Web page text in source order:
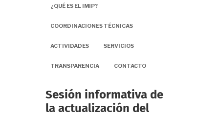
¿QUÉ ES EL IMIP?
COORDINACIONES TÉCNICAS
ACTIVIDADES SERVICIOS
TRANSPARENCIA CONTACTO
Sesión informativa de
la actualización del